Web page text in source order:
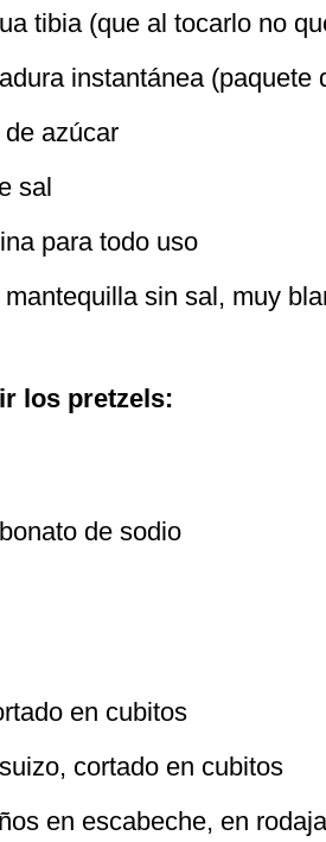
tibia (que al tocarlo no
instantánea (paquete
azúcar
sal
para todo uso
sin sal, muy
los pretzels:
de sodio
en cubitos
cortado en cubitos
en escabeche, en